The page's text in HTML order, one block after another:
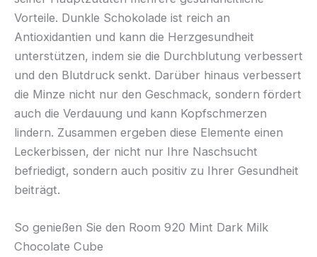
Vorteile. Dunkle Schokolade ist reich an
Antioxidantien und kann die Herzgesundheit
unterstützen, indem sie die Durchblutung verbessert
und den Blutdruck senkt. Darüber hinaus verbessert
die Minze nicht nur den Geschmack, sondern fördert
auch die Verdauung und kann Kopfschmerzen
lindern. Zusammen ergeben diese Elemente einen
Leckerbissen, der nicht nur Ihre Naschsucht
befriedigt, sondern auch positiv zu Ihrer Gesundheit
beiträgt.
So genießen Sie den Room 920 Mint Dark Milk
Chocolate Cube